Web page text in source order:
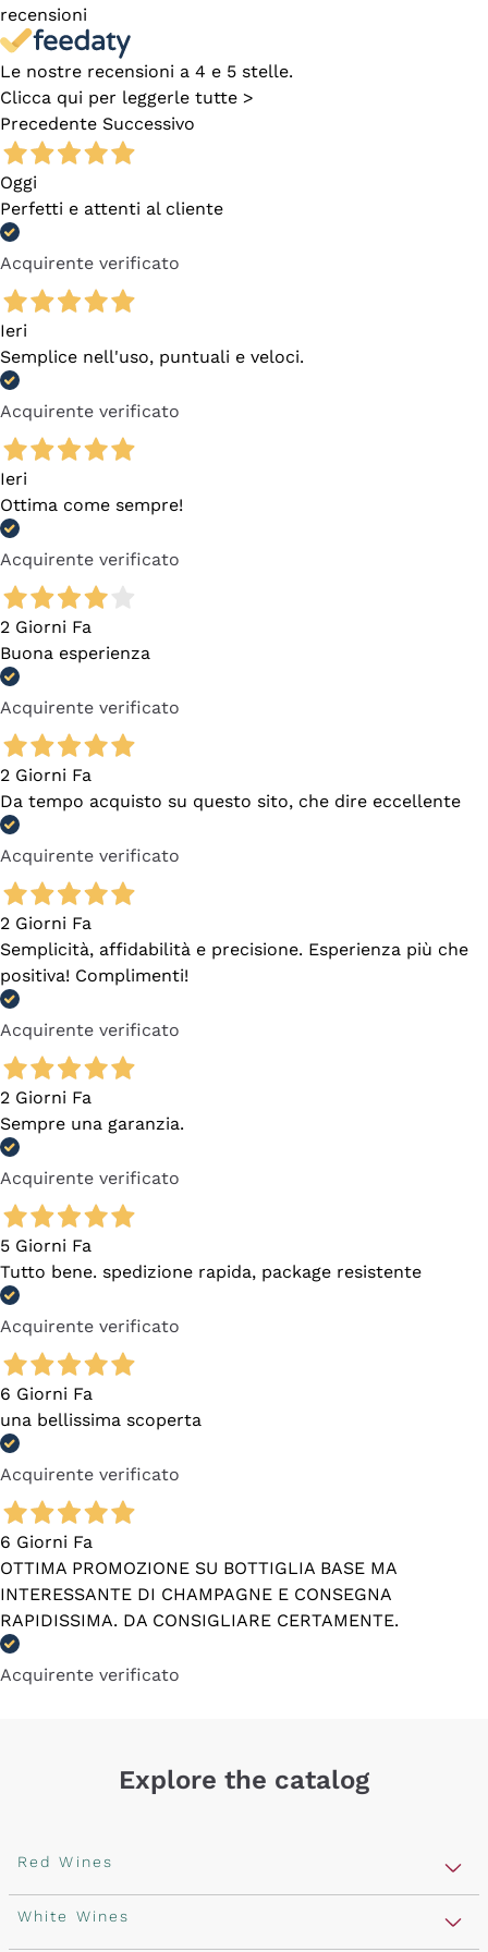
recensioni
Le nostre recensioni a 4 e 5 stelle.
Clicca qui per leggerle tutte >
Precedente Successivo
Oggi
Perfetti e attenti al cliente
Acquirente verificato
Ieri
Semplice nell'uso, puntuali e veloci.
Acquirente verificato
Ieri
Ottima come sempre!
Acquirente verificato
2 Giorni Fa
Buona esperienza
Acquirente verificato
2 Giorni Fa
Da tempo acquisto su questo sito, che dire eccellente
Acquirente verificato
2 Giorni Fa
Semplicità, affidabilità e precisione. Esperienza più che
positiva! Complimenti!
Acquirente verificato
2 Giorni Fa
Sempre una garanzia.
Acquirente verificato
5 Giorni Fa
Tutto bene. spedizione rapida, package resistente
Acquirente verificato
6 Giorni Fa
una bellissima scoperta
Acquirente verificato
6 Giorni Fa
OTTIMA PROMOZIONE SU BOTTIGLIA BASE MA
INTERESSANTE DI CHAMPAGNE E CONSEGNA
RAPIDISSIMA. DA CONSIGLIARE CERTAMENTE.
Acquirente verificato
Explore the catalog
Red Wines
Lagrein
White Wines